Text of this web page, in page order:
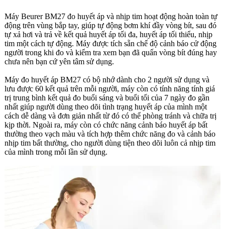
Máy Beurer BM27 đo huyết áp và nhịp tim hoạt động hoàn toàn tự
động trên vùng bắp tay, giúp tự động bơm khí đầy vòng bít, sau đó
tự xả hơi và trả về kết quả huyết áp tối đa, huyết áp tối thiểu, nhịp
tim một cách tự động. Máy được tích sẵn chế độ cảnh báo cử động
người trong khi đo và kiểm tra xem bạn đã quấn vòng bít đúng hay
chưa nên bạn cứ yên tâm sử dụng.
Máy đo huyết áp BM27 có bộ nhớ dành cho 2 người sử dụng và
lưu được 60 kết quả trên mỗi người, máy còn có tính năng tính giá
trị trung bình kết quả đo buổi sáng và buổi tối của 7 ngày đo gần
nhất giúp người dùng theo dõi tình trạng huyết áp của mình một
cách dễ dàng và đơn giản nhất từ đó có thể phòng tránh và chữa trị
kịp thời. Ngoài ra, máy còn có chức năng cảnh báo huyết áp bất
thường theo vạch màu và tích hợp thêm chức năng đo và cảnh báo
nhịp tim bất thường, cho người dùng tiện theo dõi luôn cả nhịp tim
của mình trong mỗi lần sử dụng.